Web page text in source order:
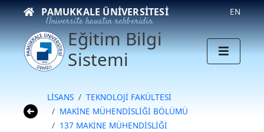
PAMUKKALE ÜNIVERSITESI
Üniversite hayatın rehberidir
EN
Eğitim Bilgi
Sistemi
LİSANS
TEKNOLOJİ FAKÜLTESİ
MAKİNE MÜHENDİSLİĞİ BÖLÜMÜ
137 MAKİNE MÜHENDİSLİĞİ